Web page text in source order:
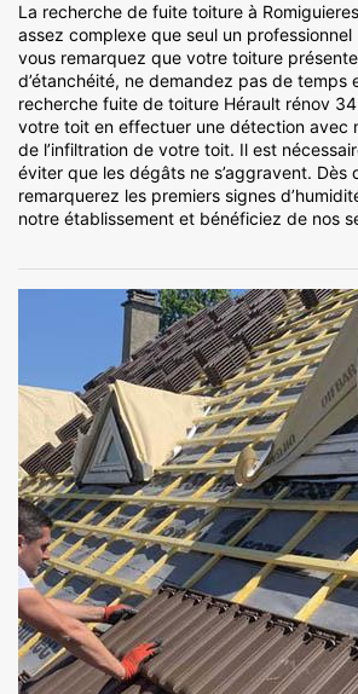
La recherche de fuite toiture à
assez complexe que seul un professionnel
vous remarquez que votre toiture
d’étanchéité, ne demandez pas de temps
recherche fuite de toiture Hérault rénov
votre toit en effectuer une détection avec
de l’infiltration de votre toit. Il est
éviter que les dégâts ne s’aggravent. Dès
remarquerez les premiers signes
notre établissement et bénéficiez de nos